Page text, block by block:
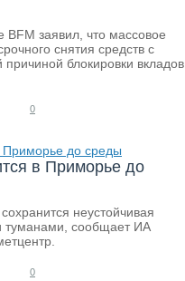
BFM заявил, что массовое
снятия средств с
блокировки вкладов
0
в Приморье до
неустойчивая
туманами, сообщает ИА
0